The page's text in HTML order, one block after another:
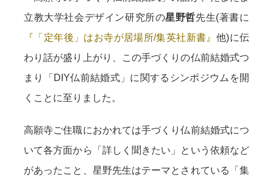
立教大学社会デザイン研究所の星野哲先生(著書に
『「定年後」はお寺が居場所/集英社新書』 他)に伝
わり話が盛り上がり、この手づくりの仏前結婚式つ
まり「DIY仏前結婚式」に関するシンポジウムを開
くことに至りました。
高願寺ご住職におかれては手づくり仏前結婚式につ
いて各方面から「詳しく聞きたい」という依頼など
があったこと、星野先生はテーマとされている「集